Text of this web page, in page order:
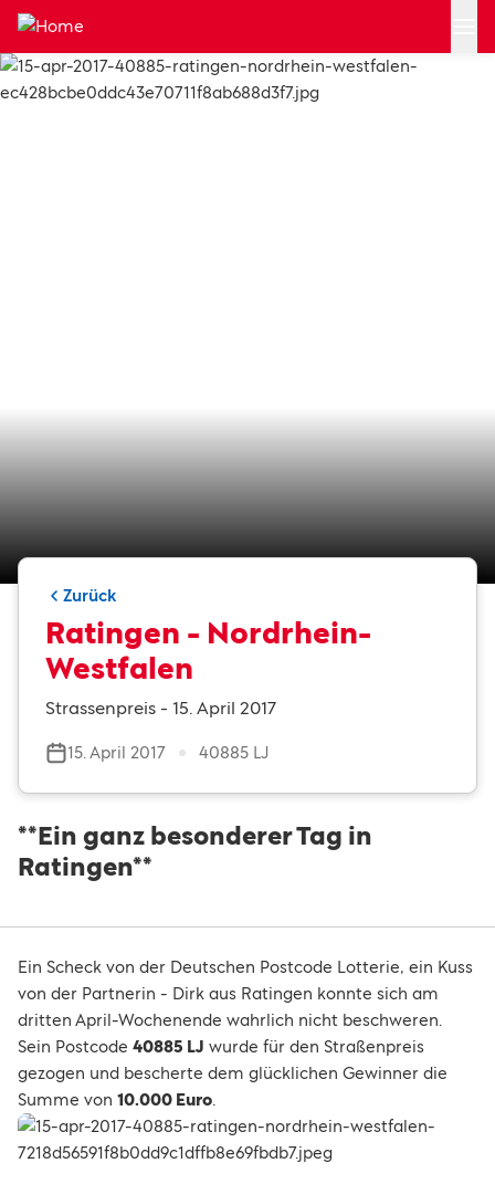
Zum Hauptinhalt springen
Zurück
Ratingen - Nordrhein-
Westfalen
Strassenpreis - 15. April 2017
15. April 2017 40885 LJ
**Ein ganz besonderer Tag in
Ratingen**
Ein Scheck von der Deutschen Postcode Lotterie, ein Kuss
von der Partnerin - Dirk aus Ratingen konnte sich am
dritten April-Wochenende wahrlich nicht beschweren.
Sein Postcode 40885 LJ wurde für den Straßenpreis
gezogen und bescherte dem glücklichen Gewinner die
Summe von 10.000 Euro.